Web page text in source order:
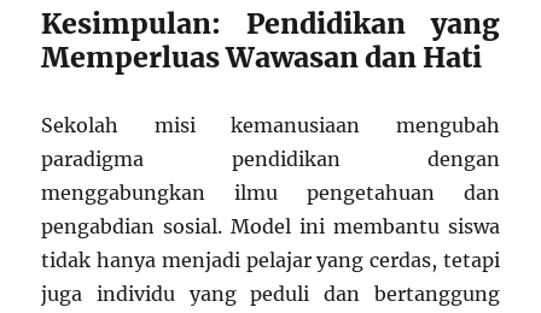
Kesimpulan: Pendidikan yang
Memperluas Wawasan dan Hati
Sekolah misi kemanusiaan mengubah
paradigma pendidikan dengan
menggabungkan ilmu pengetahuan dan
pengabdian sosial. Model ini membantu siswa
tidak hanya menjadi pelajar yang cerdas, tetapi
juga individu yang peduli dan bertanggung